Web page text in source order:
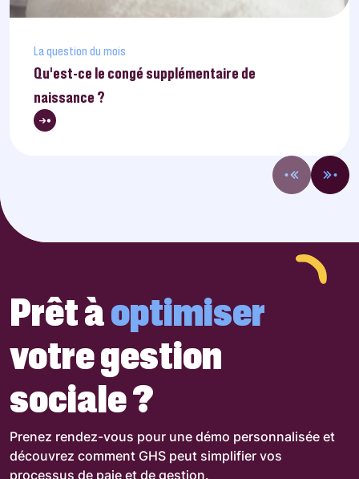
La question du mois
Qu’est-ce le congé supplémentaire de
naissance ?
Prêt àoptimiser
votre gestion
sociale ?
Prenez rendez-vous pour une démo personnalisée et
découvrez comment GHS peut simplifier vos
processus de paie et de gestion.